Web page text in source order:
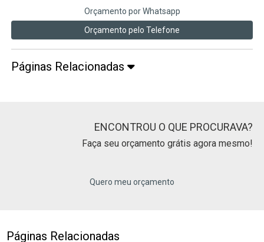
Orçamento por Whatsapp
Orçamento pelo Telefone
Páginas Relacionadas
ENCONTROU O QUE PROCURAVA?
Faça seu orçamento grátis agora mesmo!
Quero meu orçamento
Páginas Relacionadas